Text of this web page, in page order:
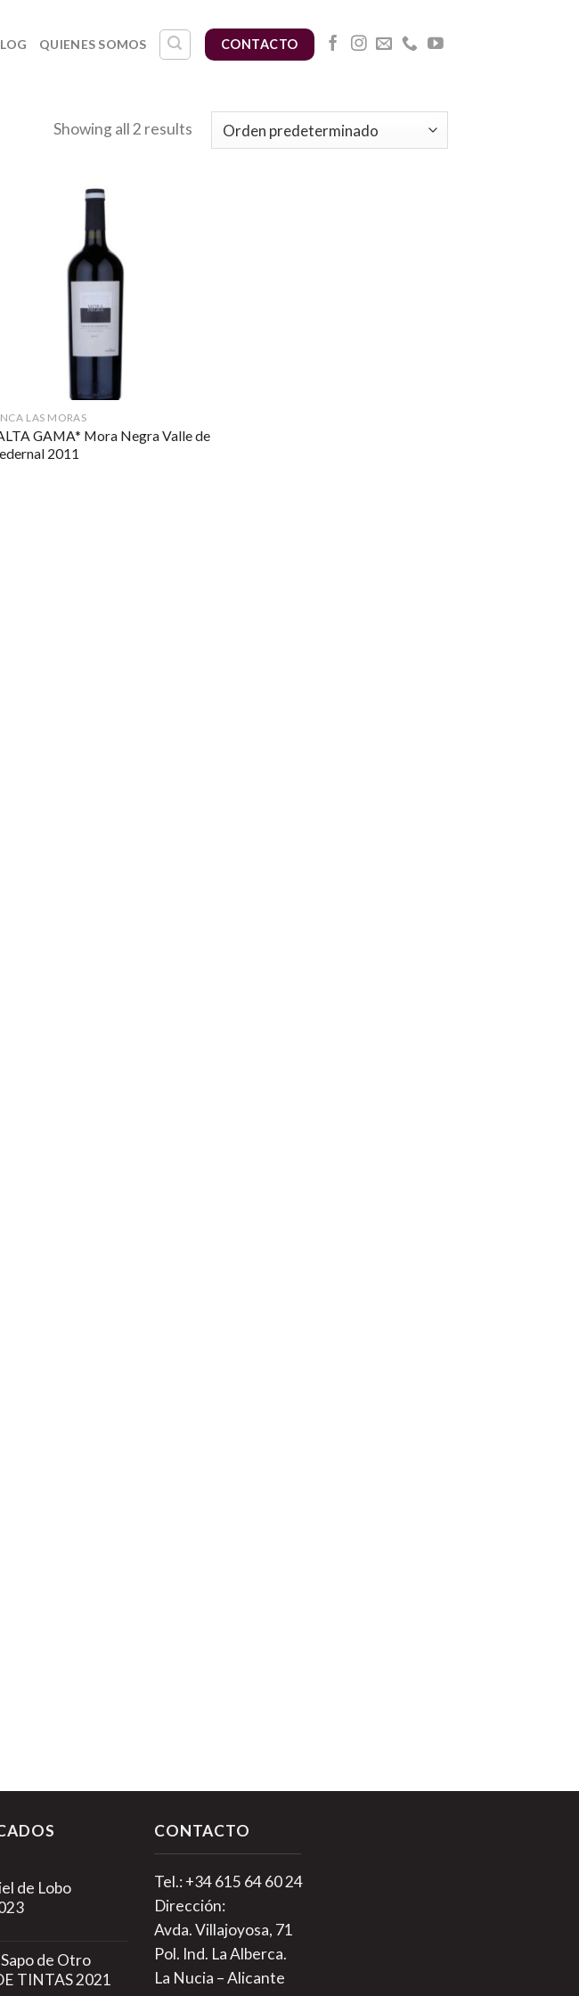
QUIENES SOMOS CONTACTO
Showing all 2 results
LAS MORAS
GAMA* Mora Negra Valle de
2011
de Lobo
de Otro
TINTAS 2021
CONTACTO
Tel.: +34 615 64 60 24
Dirección:
Avda. Villajoyosa, 71
Pol. Ind. La Alberca.
La Nucia – Alicante